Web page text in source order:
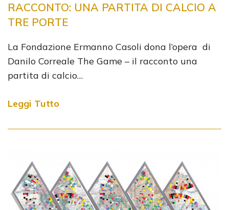
RACCONTO: UNA PARTITA DI CALCIO A
TRE PORTE
La Fondazione Ermanno Casoli dona l’opera di
Danilo Correale The Game – il racconto una
partita di calcio…
Leggi Tutto